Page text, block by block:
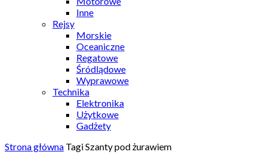
Inne
Rejsy
Morskie
Oceaniczne
Regatowe
Śródlądowe
Wyprawowe
Technika
Elektronika
Użytkowe
Gadżety
Strona główna TagiSzanty pod żurawiem